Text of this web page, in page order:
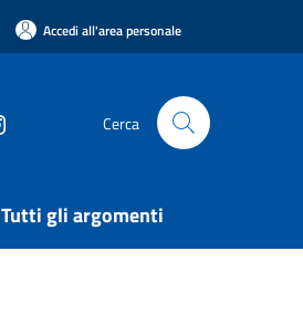
Accedi all'area personale
Cerca
Tutti gli argomenti